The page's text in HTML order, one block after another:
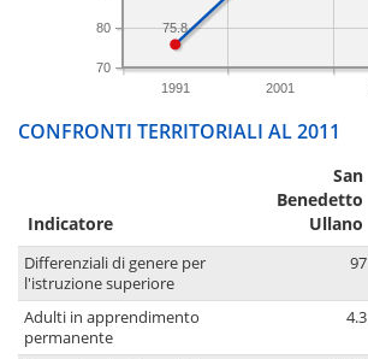
1991 2001
70
80 75.8
CONFRONTI TERRITORIALI AL 2011
Indicatore
San
Benedetto
Ullano
Differenziali di genere per
l'istruzione superiore
97
Adulti in apprendimento
permanente
4.3